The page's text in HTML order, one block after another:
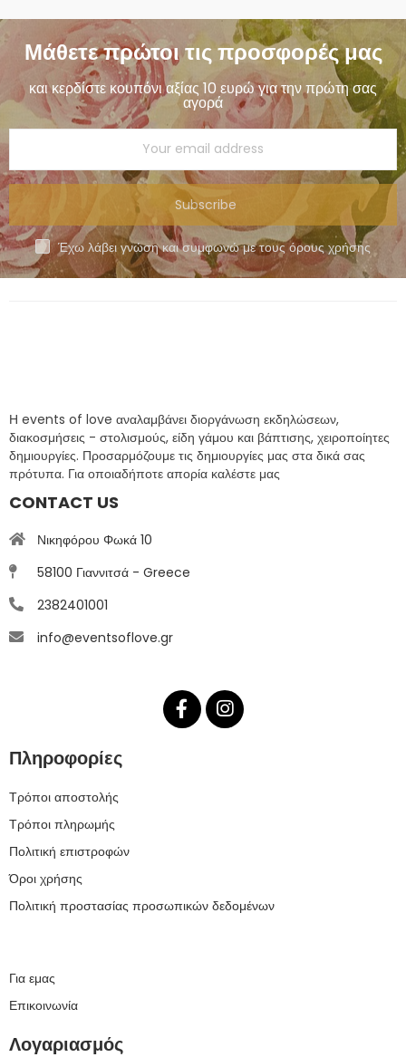
Μάθετε πρώτοι τις προσφορές μας
και κερδίστε κουπόνι αξίας 10 ευρώ για την πρώτη σας
αγορά
Subscribe
Έχω λάβει γνώση και συμφωνώ με τους όρους χρήσης
Η events of love αναλαμβάνει διοργάνωση εκδηλώσεων,
διακοσμήσεις - στολισμούς, είδη γάμου και βάπτισης, χειροποίητες
δημιουργίες. Προσαρμόζουμε τις δημιουργίες μας στα δικά σας
πρότυπα. Για οποιαδήποτε απορία καλέστε μας
CONTACT US
Νικηφόρου Φωκά 10
58100 Γιαννιτσά - Greece
2382401001
info@eventsoflove.gr
Πληροφορίες
Τρόποι αποστολής
Τρόποι πληρωμής
Πολιτική επιστροφών
Όροι χρήσης
Πολιτική προστασίας προσωπικών δεδομένων
Για εμας
Επικοινωνία
Λογαριασμός